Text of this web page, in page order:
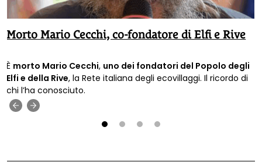
Morto Mario Cecchi, co-fondatore di Elfi e Rive
È morto Mario Cecchi, uno dei fondatori del Popolo degli
Elfi e della Rive, la Rete italiana degli ecovillaggi. Il ricordo di
chi l’ha conosciuto.